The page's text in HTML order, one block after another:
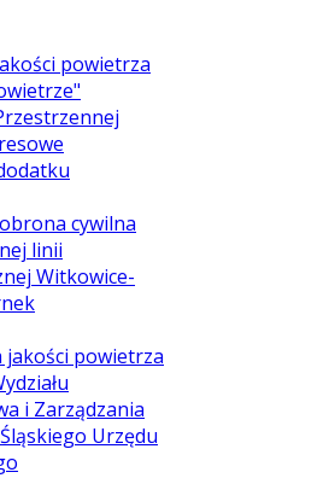
powietrza
cywilna
linii
Witkowice-
jakości powietrza
i Zarządzania
Urzędu